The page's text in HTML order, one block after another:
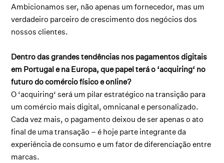
Ambicionamos ser, não apenas um fornecedor, mas um
verdadeiro parceiro de crescimento dos negócios dos
nossos clientes.
Dentro das grandes tendências nos pagamentos digitais
em Portugal e na Europa, que papel terá o ‘acquiring‘ no
futuro do comércio físico e online?
O ‘acquiring‘ será um pilar estratégico na transição para
um comércio mais digital, omnicanal e personalizado.
Cada vez mais, o pagamento deixou de ser apenas o ato
final de uma transação – é hoje parte integrante da
experiência de consumo e um fator de diferenciação entre
marcas.